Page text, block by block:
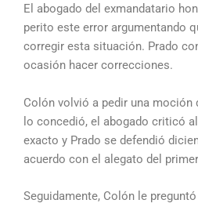
El abogado del exmandatario
perito este error argumentando
corregir esta situación. Prado
ocasión hacer correcciones.
Colón volvió a pedir una moción
lo concedió, el abogado criticó
exacto y Prado se defendió
acuerdo con el alegato del
Seguidamente, Colón le